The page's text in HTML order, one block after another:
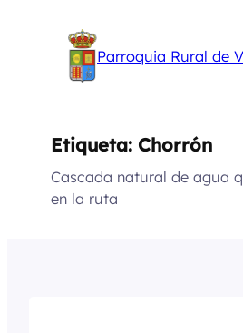
contenido
Parroquia Rural de
Etiqueta: Chorrón
Cascada natural de agua
en la ruta